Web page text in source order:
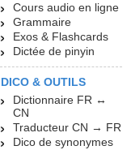
Cours audio en ligne
Grammaire
Exos & Flashcards
Dictée de pinyin
DICO & OUTILS
Dictionnaire FR ↔
CN
Traducteur CN → FR
Dico de synonymes